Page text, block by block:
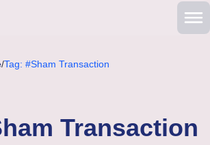
/Tag: #Sham Transaction
Transaction